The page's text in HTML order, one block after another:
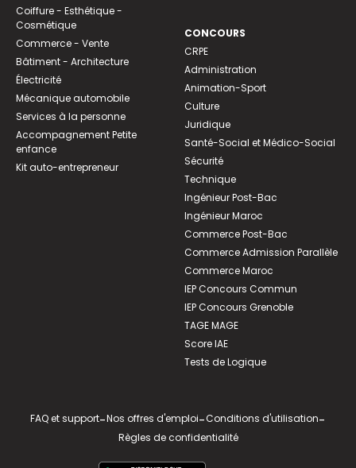
Coiffure - Esthétique -
Cosmétique
Commerce - Vente
Bâtiment - Architecture
Électricité
Mécanique automobile
Services à la personne
Accompagnement Petite
enfance
Kit auto-entrepreneur
CONCOURS
CRPE
Administration
Animation-Sport
Culture
Juridique
Santé-Social et Médico-Social
Sécurité
Technique
Ingénieur Post-Bac
Ingénieur Maroc
Commerce Post-Bac
Commerce Admission Parallèle
Commerce Maroc
IEP Concours Commun
IEP Concours Grenoble
TAGE MAGE
Score IAE
Tests de Logique
FAQ et support-Nos offres d'emploi-Conditions d'utilisation-
Règles de confidentialité